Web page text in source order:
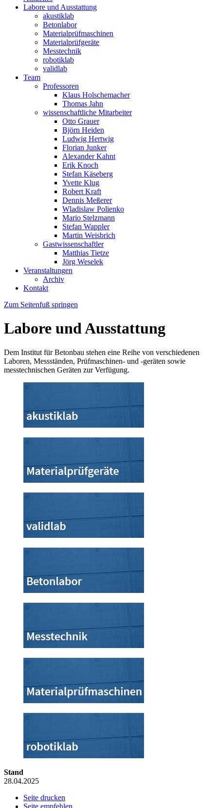
Labore und Ausstattung
akustiklab
Betonlabor
Materialprüfmaschinen
Materialprüfgeräte
Messtechnik
robotiklab
validlab
Team
Professoren
Klaus Holschemacher
Thomas Jahn
wissenschaftliche Mitarbeiter
Otto Grauer
Björn Heiden
Ludwig Hertwig
Florian Junker
Alexander Kahnt
Erik Knoch
Stefan Käseberg
Yvette Klug
Robert Kraft
Dennis Meßerer
Wladislaw Polienko
Mario Stelzmann
Stefan Wappler
Martin Weisbrich
Gastwissenschaftler
Matthias Tietze
Jörg Weselek
Veranstaltungen
Archiv
Kontakt
Zum Seitenfuß springen
Labore und Ausstattung
Dem Institut für Betonbau stehen eine Reihe von verschiedenen
Laboren, Messständen, Prüfmaschinen- und -geräten sowie
messtechnischen Geräten zur Verfügung.
Stand
28.04.2025
Seite drucken
Seite empfehlen